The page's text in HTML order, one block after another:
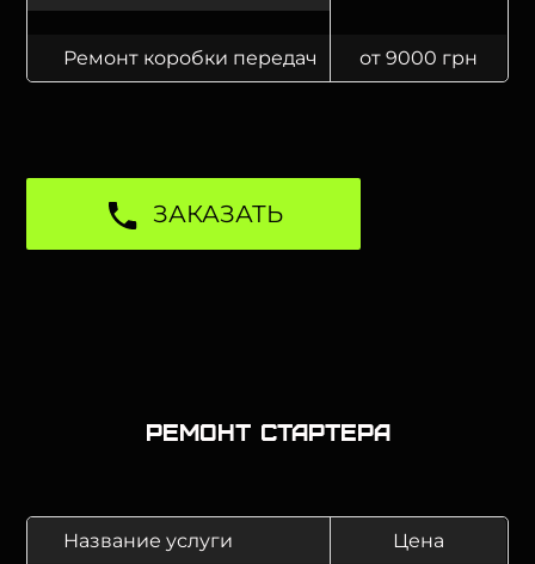
Ремонт коробки передач от 9000 грн
ЗАКАЗАТЬ
Ремонт стартера
Название услуги Цена